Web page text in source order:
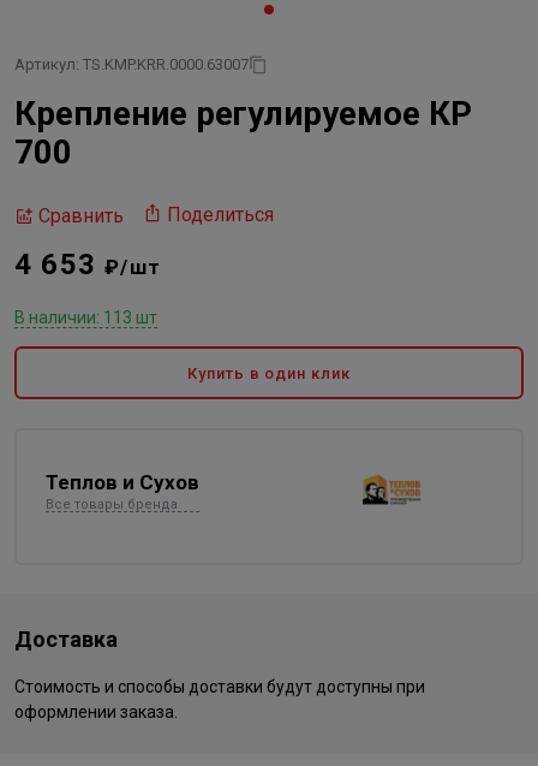
Артикул: TS.KMP.KRR.0000.63007
Крепление регулируемое КР
700
Сравнить Поделиться
4 653₽/шт
В наличии: 113 шт
Купить в один клик
Теплов и Сухов
Все товары бренда
Доставка
Стоимость и способы доставки будут доступны при
оформлении заказа.